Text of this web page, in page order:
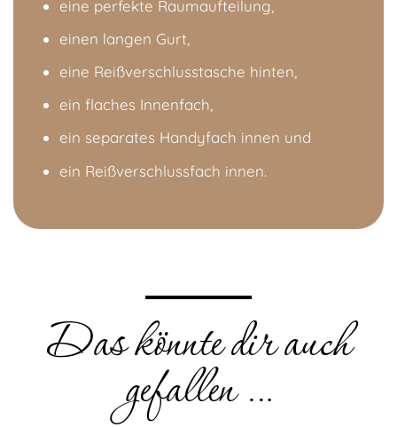
eine perfekte Raumaufteilung,
einen langen Gurt,
eine Reißverschlusstasche hinten,
ein flaches Innenfach,
ein separates Handyfach innen und
ein Reißverschlussfach innen.
Das könnte dir auch
gefallen …